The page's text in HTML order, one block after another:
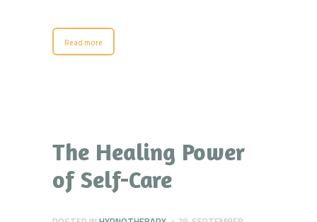
Read more
The Healing Power
of Self-Care